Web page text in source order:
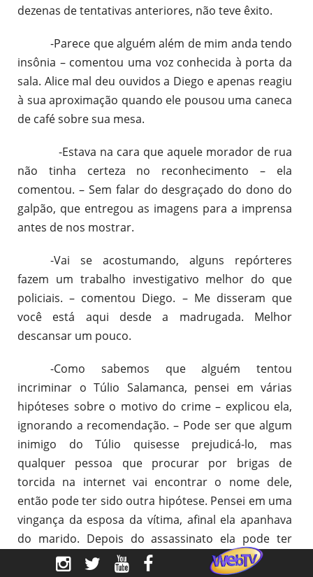
dezenas de tentativas anteriores, não teve êxito.
-Parece que alguém além de mim anda tendo
insônia – comentou uma voz conhecida à porta da
sala. Alice mal deu ouvidos a Diego e apenas reagiu
à sua aproximação quando ele pousou uma caneca
de café sobre sua mesa.
-Estava na cara que aquele morador de rua
não tinha certeza no reconhecimento – ela
comentou. – Sem falar do desgraçado do dono do
galpão, que entregou as imagens para a imprensa
antes de nos mostrar.
-Vai se acostumando, alguns repórteres
fazem um trabalho investigativo melhor do que
policiais. – comentou Diego. – Me disseram que
você está aqui desde a madrugada. Melhor
descansar um pouco.
-Como sabemos que alguém tentou
incriminar o Túlio Salamanca, pensei em várias
hipóteses sobre o motivo do crime – explicou ela,
ignorando a recomendação. – Pode ser que algum
inimigo do Túlio quisesse prejudicá-lo, mas
qualquer pessoa que procurar por brigas de
torcida na internet vai encontrar o nome dele,
então pode ter sido outra hipótese. Pensei em uma
vingança da esposa da vítima, afinal ela apanhava
do marido. Depois do assassinato ela pode ter
pedido a um amigo para fazer a denúncia e...